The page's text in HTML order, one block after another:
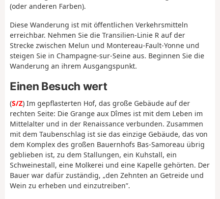
(oder anderen Farben).
Diese Wanderung ist mit öffentlichen Verkehrsmitteln
erreichbar. Nehmen Sie die Transilien-Linie R auf der
Strecke zwischen Melun und Montereau-Fault-Yonne und
steigen Sie in Champagne-sur-Seine aus. Beginnen Sie die
Wanderung an ihrem Ausgangspunkt.
Einen Besuch wert
(S/Z) Im gepflasterten Hof, das große Gebäude auf der
rechten Seite: Die Grange aux Dîmes ist mit dem Leben im
Mittelalter und in der Renaissance verbunden. Zusammen
mit dem Taubenschlag ist sie das einzige Gebäude, das von
dem Komplex des großen Bauernhofs Bas-Samoreau übrig
geblieben ist, zu dem Stallungen, ein Kuhstall, ein
Schweinestall, eine Molkerei und eine Kapelle gehörten. Der
Bauer war dafür zuständig, „den Zehnten an Getreide und
Wein zu erheben und einzutreiben”.